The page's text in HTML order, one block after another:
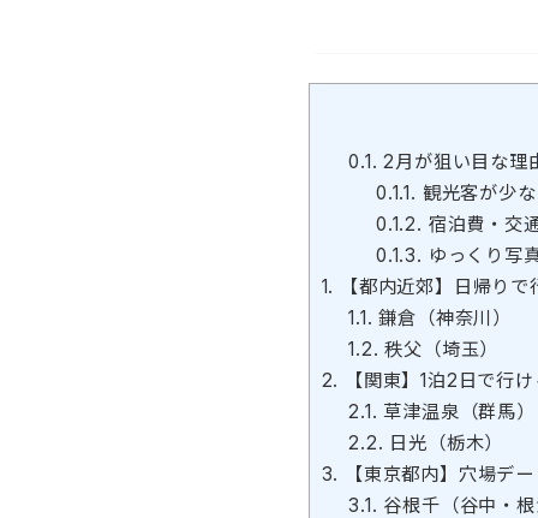
0.1. 2月が狙い目な理
0.1.1. 観光客が少
0.1.2. 宿泊費・交
0.1.3. ゆっくり写
1.
【都内近郊】日帰り
1.1. 鎌倉（神奈川）
1.2. 秩父（埼玉）
2.
【関東】1泊2日で行
2.1. 草津温泉（群馬）
2.2. 日光（栃木）
3.
【東京都内】穴場デ
3.1. 谷根千（谷中・